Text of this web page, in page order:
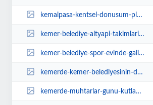
kemalpasa-kentsel-donusum-planlari-4-kez-askida-ezJiYF46.jpg
kemer-belediye-altyapi-takimlarindan-3-macta-6-puan-QUg5mJ6X.jpg
kemer-belediye-spor-evinde-galip-geldi-j8QrSrmQ.jpg
kemerde-kemer-belediyesinin-destekleriyle-3-kemer-muzik-festivali-duzenlendi-...
kemerde-muhtarlar-gunu-kutlandi-2x83GOnX.jpg